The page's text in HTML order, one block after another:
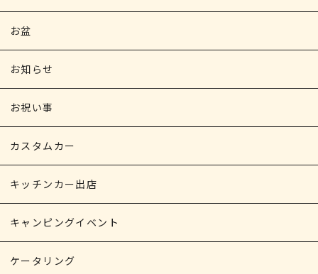
お盆
お知らせ
お祝い事
カスタムカー
キッチンカー出店
キャンピングイベント
ケータリング